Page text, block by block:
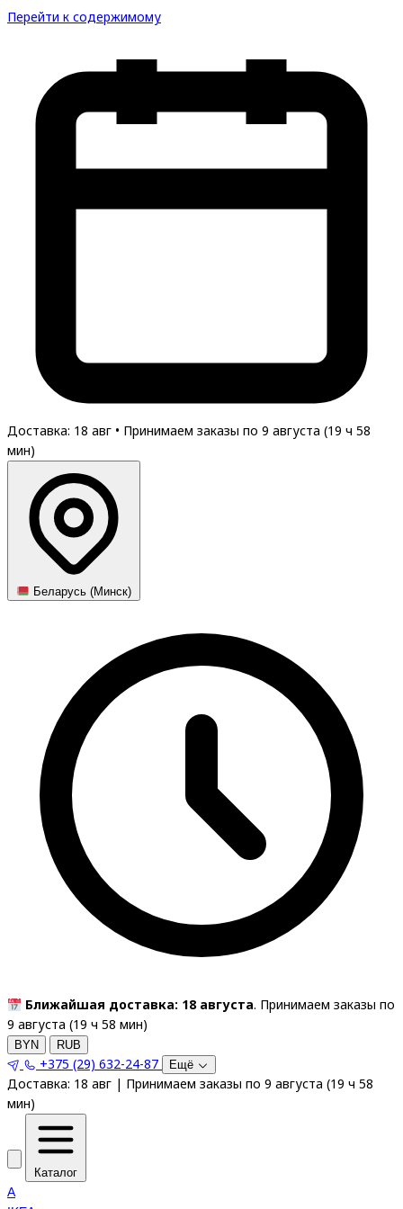
Перейти к содержимому
Доставка: 18 авг • Принимаем заказы по 9 августа (19 ч 58
мин)
Беларусь (Минск)
Ближайшая доставка: 18 августа. Принимаем заказы по
9 августа (19 ч 58 мин)
BYN RUB
+375 (29) 632-24-87 Ещё
Доставка: 18 авг | Принимаем заказы по 9 августа (19 ч 58
мин)
Каталог
A